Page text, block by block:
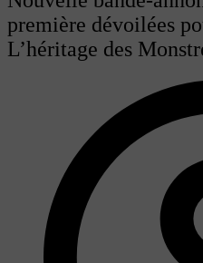
première dévoilées
L’héritage des